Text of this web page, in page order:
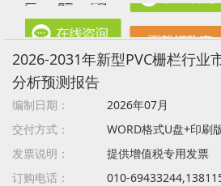
2026-2031年新型PVC栅栏行业
分析预测报告
编制日期：
2026年07月
交付方式：
WORD格式U盘+印刷
发票说明：
提供增值税专用发票
订购电话：
010-